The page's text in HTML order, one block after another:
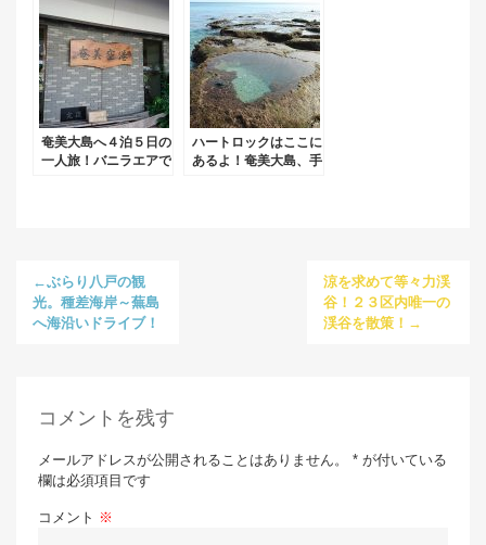
奄美大島へ４泊５日の
一人旅！バニラエアで
ハートロックはここに
あるよ！奄美大島、手
←ぶらり八戸の観
光。種差海岸～蕪島
へ海沿いドライブ！
涼を求めて等々力渓
谷！２３区内唯一の
渓谷を散策！→
コメントを残す
メールアドレスが公開されることはありません。 * が付いている
欄は必須項目です
コメント ※